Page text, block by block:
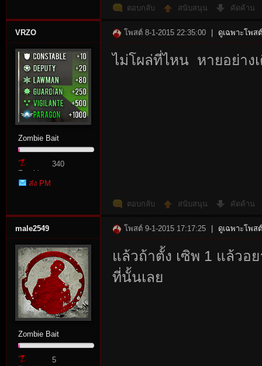
vo
ตอบกลับ สนับสนุน คัดค้าน
VRZO
Zombie Bait
Zombie
Point
340
ส่ง PM
โพสต์ 8-1-2015 22:35:00 ดูเฉพาะโพส
ไม่โผล่ที่ไหน หายอย่าง
ตอบกลับ สนับสนุน คัดค้าน
male2549
Zombie Bait
5
โพสต์ 9-1-2015 17:17:25 ดูเฉพาะโพส
แล้วถ้าตั้ง เซิพ 1 แล้วอ
ที่นั้นเลย